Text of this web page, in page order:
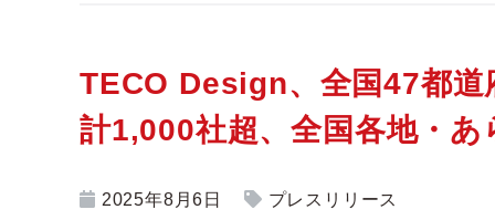
TECO Design、全国47都道
計1,000社超、全国各地・
2025年8月6日 プレスリリース